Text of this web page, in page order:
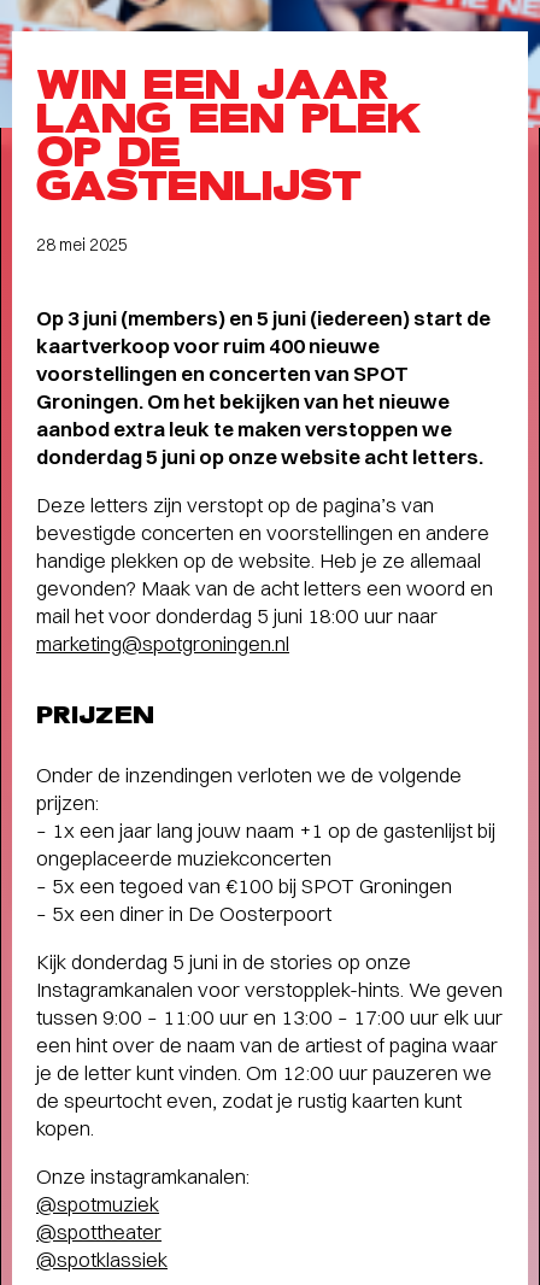
MEET THE BAND:
MUMFORD & SONS-
SPOT GRONINGEN:
NIEUWS,INTERVIEWS
COLUMNS,KORTEEN
LANGE VERHALEN
THEATERMAKER STEEF DE JONG
OVER TULIP TOWN- Operette, punk,
humor, liefde en kartonnen magie
WIN EEN JAAR
LANG EEN PLEK
OP DE
GASTENLIJST
28 mei 2025
Op 3 juni (members) en 5 juni (iedereen) start de
kaartverkoop voor ruim 400 nieuwe
voorstellingen en concerten van SPOT
Groningen. Om het bekijken van het nieuwe
aanbod extra leuk te maken verstoppen we
donderdag 5 juni op onze website acht letters.
Deze letters zijn verstopt op de pagina’s van
bevestigde concerten en voorstellingen en andere
handige plekken op de website. Heb je ze allemaal
gevonden? Maak van de acht letters een woord en
mail het voor donderdag 5 juni 18:00 uur naar
marketing@spotgroningen.nl
PRIJZEN
Onder de inzendingen verloten we de volgende
prijzen:
– 1x een jaar lang jouw naam +1 op de gastenlijst bij
ongeplaceerde muziekconcerten
– 5x een tegoed van €100 bij SPOT Groningen
– 5x een diner in De Oosterpoort
Kijk donderdag 5 juni in de stories op onze
Instagramkanalen voor verstopplek-hints. We geven
tussen 9:00 – 11:00 uur en 13:00 – 17:00 uur elk uur
een hint over de naam van de artiest of pagina waar
je de letter kunt vinden. Om 12:00 uur pauzeren we
de speurtocht even, zodat je rustig kaarten kunt
kopen.
Onze instagramkanalen:
@spotmuziek
@spottheater
@spotklassiek